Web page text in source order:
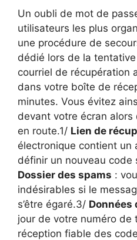
Un oubli de mot de
utilisateurs les plus
une procédure de
dédié lors de la
courriel de récupération
dans votre boîte de
minutes. Vous évitez
devant votre écran
en route.1/ Lien de
électronique contient un
définir un nouveau
Dossier des spams :
indésirables si le
s’être égaré.3/ Données
jour de votre numéro de
réception fiable des